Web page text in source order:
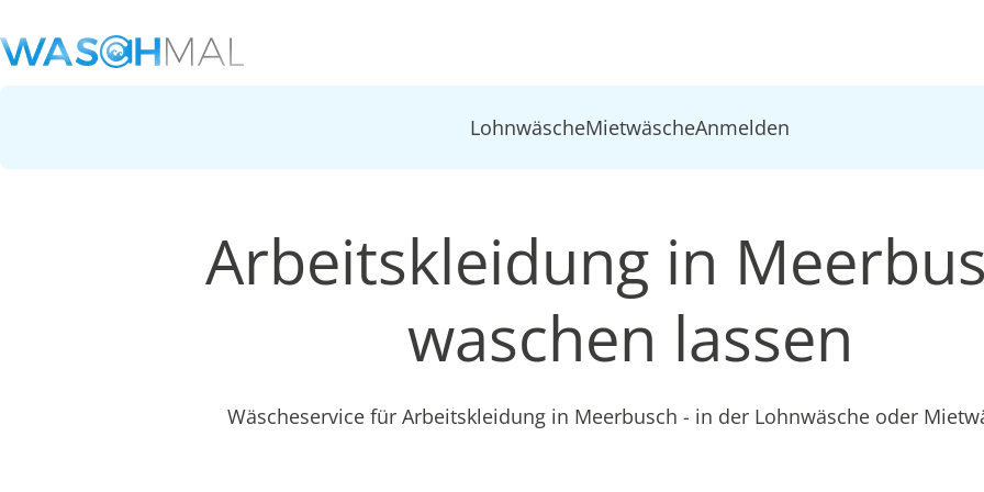
LohnwäscheMietwäscheAnmelden
Arbeitskleidung in
waschen lassen
Wäscheservice für Arbeitskleidung in Meerbusch - in der Lohnwäsche oder